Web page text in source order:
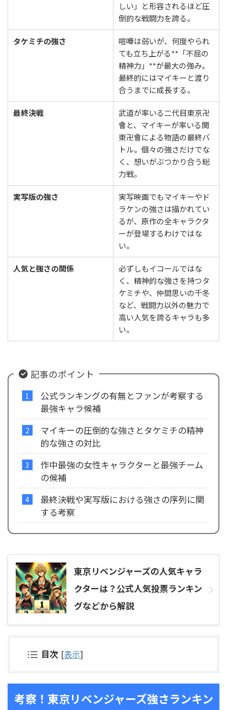
しい」と形容されるほど圧
倒的な戦闘力を誇る。
タケミチの強さ
喧嘩は弱いが、何度やられ
ても立ち上がる**「不屈の
精神力」**が最大の強み。
最終的にはマイキーと渡り
合うまでに成長する。
最終決戦
武道が率いる二代目東京卍
會と、マイキーが率いる関
東卍會による物語の最終バ
トル。個々の強さだけでな
く、想いがぶつかり合う総
力戦。
実写版の強さ
実写映画でもマイキーやド
ラケンの強さは描かれてい
るが、原作の全キャラクタ
ーが登場するわけではな
い。
人気と強さの関係
必ずしもイコールではな
く、精神的な強さを持つタ
ケミチや、仲間思いの千冬
など、戦闘力以外の魅力で
高い人気を誇るキャラも多
い。
記事のポイント
公式ランキングの有無とファンが考察する
最強キャラ候補
マイキーの圧倒的な強さとタケミチの精神
的な強さの対比
作中最強の女性キャラクターと最強チーム
の候補
最終決戦や実写版における強さの序列に関
する考察
東京リベンジャーズの人気キャラ
クターは？公式人気投票ランキン
グなどから解説
目次 [表示]
考察！東京リベンジャーズ強さランキン